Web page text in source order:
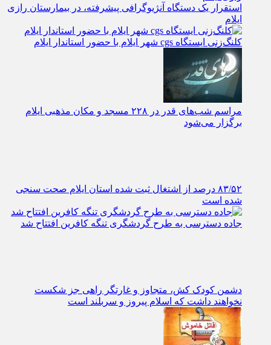
استقرار یک دستگاه آنژیوگرافی پیشرفته، در بیمارستان رازی
ایلام
کلنگ‌زنی ایستگاه cgs شهر ایلام با حضور استاندار ایلام
مراسم شب‌های قدر در ۲۲۸ مسجد و مکان مذهبی ایلام
برگزار می‌شود
۸۳/۵۲ درصد از اشتغال ثبت شده استان ایلام صحت سنجی
شده است
جاده دسترسی به طرح گردشگری تنگه کافرین افتتاح شد
دشمن کودک کش، متجاوز و غارتگر راهی جز شکست
نخواهند داشت که اسلام پیروز و سربلند است